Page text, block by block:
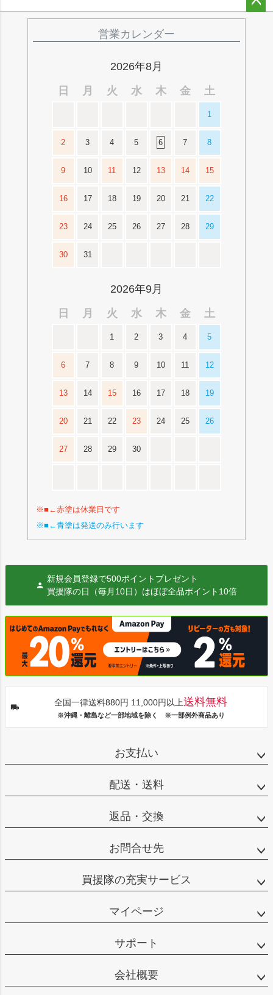
営業カレンダー
2026年8月
日
月 火 水 木 金 土
1
2 3 4 5 6 7 8
9 10 11 12 13 14 15
16 17 18 19 20 21 22
23 24 25 26 27 28 29
30 31
2026年9月
日
月 火 水 木 金 土
1 2 3 4 5
6 7 8 9 10 11 12
13 14 15 16 17 18 19
20 21 22 23 24 25 26
27 28 29 30
※■←赤塗は休業日です
※■←青塗は発送のみ行います
新規会員登録で500ポイントプレゼント
買援隊の日（毎月10日）はほぼ全品ポイント10倍
全国一律送料880円 11,000円以上送料無料
※沖縄・離島など一部地域を除く ※一部例外商品あり
お支払い
配送・送料
返品・交換
お問合せ先
買援隊の充実サービス
マイページ
サポート
会社概要